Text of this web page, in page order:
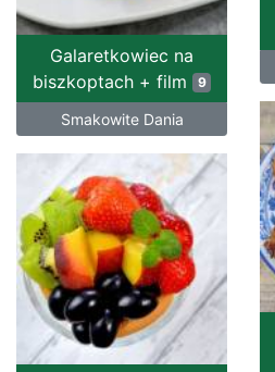
Galaretkowiec na
biszkoptach + film
9
Smakowite Dania